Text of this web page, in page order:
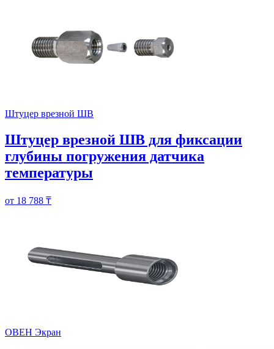
Штуцер врезной ШВ
Штуцер врезной ШВ для фиксации
глубины погружения датчика
температуры
от 18 788 ₸
ОВЕН Экран